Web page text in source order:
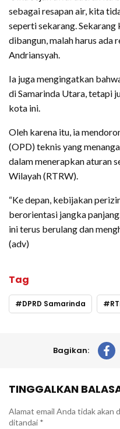
sebagai resapan air, kita
seperti sekarang.
dibangun, malah harus ada
Andriansyah.
Ia juga mengingatkan
di Samarinda Utara, tetapi
kota ini.
Oleh karena itu, ia
(OPD) teknis yang
dalam menerapkan aturan
Wilayah (RTRW).
“Ke depan, kebijakan
berorientasi jangka
ini terus berulang dan
(adv)
Tag
DPRD Samarinda
Bagikan:
TINGGALKAN
Alamat email Anda tidak akan
ditandai *